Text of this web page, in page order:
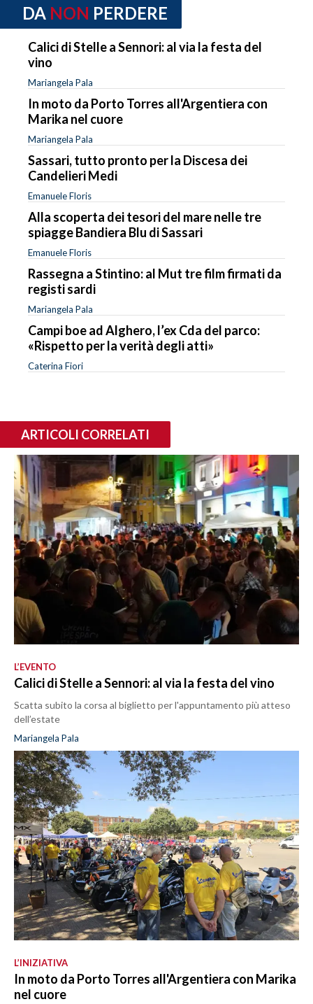
DA NON PERDERE
Calici di Stelle a Sennori: al via la festa del
vino
Mariangela Pala
In moto da Porto Torres all'Argentiera con
Marika nel cuore
Mariangela Pala
Sassari, tutto pronto per la Discesa dei
Candelieri Medi
Emanuele Floris
Alla scoperta dei tesori del mare nelle tre
spiagge Bandiera Blu di Sassari
Emanuele Floris
Rassegna a Stintino: al Mut tre film firmati da
registi sardi
Mariangela Pala
Campi boe ad Alghero, l’ex Cda del parco:
«Rispetto per la verità degli atti»
Caterina Fiori
ARTICOLI CORRELATI
L’EVENTO
Calici di Stelle a Sennori: al via la festa del vino
Scatta subito la corsa al biglietto per l'appuntamento più atteso
dell’estate
Mariangela Pala
L’INIZIATIVA
In moto da Porto Torres all'Argentiera con Marika
nel cuore